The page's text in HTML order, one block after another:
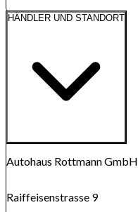
HÄNDLER UND STANDORT
Karte wird geladen...
Autohaus Rottmann GmbH
Raiffeisenstrasse 9